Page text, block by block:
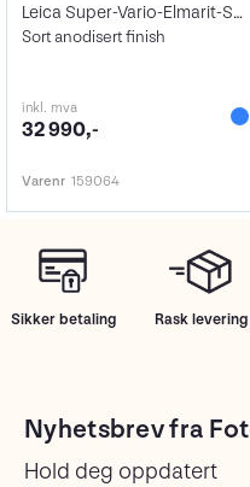
Leica Super-Vario-Elmarit-SL 14-24 f/2.8
Sort anodisert finish
inkl. mva
32 990,-
Varenr 159064
Sikker betaling Rask levering
Nyhetsbrev fra
Hold deg oppdatert